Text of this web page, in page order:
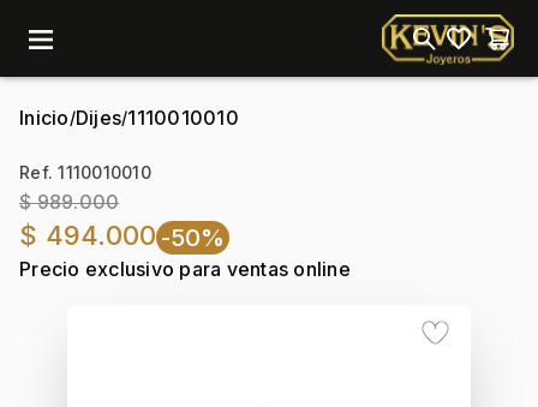
menu
Inicio/Dijes/1110010010
Ref. 1110010010
$ 989.000
$ 494.000-50%
Precio exclusivo para ventas online